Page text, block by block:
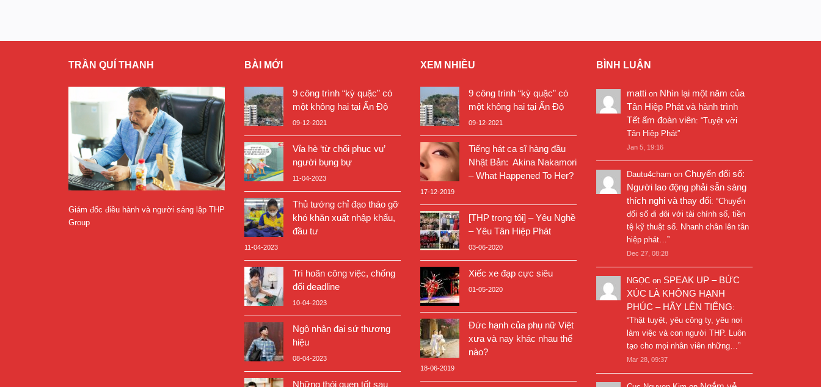
TRẦN QUÍ THANH
Giám đốc điều hành và người sáng lập THP
Group
BÀI MỚI
9 công trình “kỳ quặc” có
một không hai tại Ấn Độ
09-12-2021
Vỉa hè ‘từ chối phục vụ’
người bụng bự
11-04-2023
Thủ tướng chỉ đạo tháo gỡ
khó khăn xuất nhập khẩu,
đầu tư
11-04-2023
Trì hoãn công việc, chống
đối deadline
10-04-2023
Ngộ nhận đại sứ thương
hiệu
08-04-2023
Những thói quen tốt sau
XEM NHIỀU
9 công trình “kỳ quặc” có
một không hai tại Ấn Độ
09-12-2021
Tiếng hát ca sĩ hàng đầu
Nhật Bản: Akina Nakamori
– What Happened To Her?
17-12-2019
[THP trong tôi] – Yêu Nghề
– Yêu Tân Hiệp Phát
03-06-2020
Xiếc xe đạp cực siêu
01-05-2020
Đức hạnh của phụ nữ Việt
xưa và nay khác nhau thế
nào?
18-06-2019
BÌNH LUẬN
matti on Nhìn lại một năm của
Tân Hiệp Phát và hành trình
Tết ấm đoàn viên: “Tuyệt vời
Tân Hiệp Phát”
Jan 5, 19:16
Dautu4cham on Chuyển đổi số:
Người lao động phải sẵn sàng
thích nghi và thay đổi: “Chuyển
đổi số đi đôi với tài chính số, tiền
tệ kỹ thuật số. Nhanh chân lên tân
hiệp phát… ”
Dec 27, 08:28
NGỌC on SPEAK UP – BỨC
XÚC LÀ KHÔNG HẠNH
PHÚC – HÃY LÊN TIẾNG:
“Thật tuyệt, yêu công ty, yêu nơi
làm việc và con người THP. Luôn
tạo cho mọi nhân viên những… ”
Mar 28, 09:37